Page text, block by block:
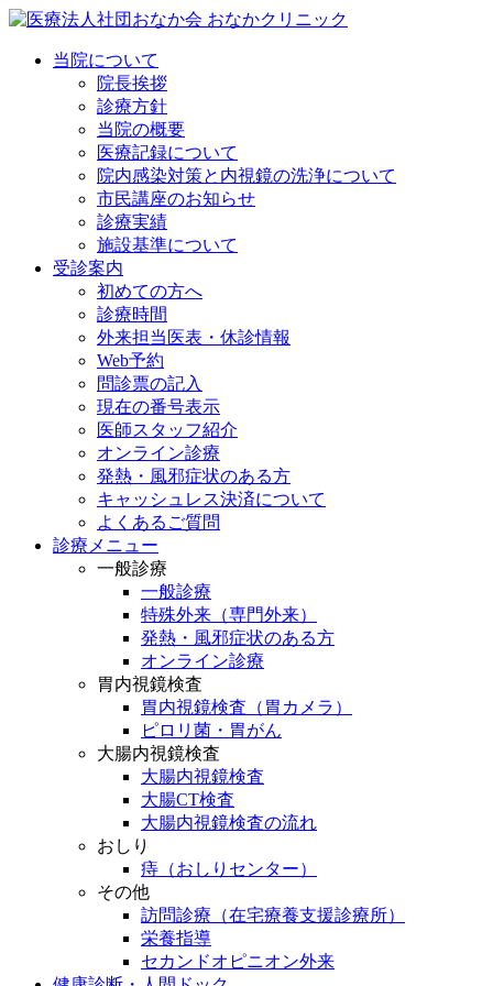
当院について
院長挨拶
診療方針
当院の概要
医療記録について
院内感染対策と内視鏡の洗浄について
市民講座のお知らせ
診療実績
施設基準について
受診案内
初めての方へ
診療時間
外来担当医表・休診情報
Web予約
問診票の記入
現在の番号表示
医師スタッフ紹介
オンライン診療
発熱・風邪症状のある方
キャッシュレス決済について
よくあるご質問
診療メニュー
一般診療
一般診療
特殊外来（専門外来）
発熱・風邪症状のある方
オンライン診療
胃内視鏡検査
胃内視鏡検査（胃カメラ）
ピロリ菌・胃がん
大腸内視鏡検査
大腸内視鏡検査
大腸CT検査
大腸内視鏡検査の流れ
おしり
痔（おしりセンター）
その他
訪問診療（在宅療養支援診療所）
栄養指導
セカンドオピニオン外来